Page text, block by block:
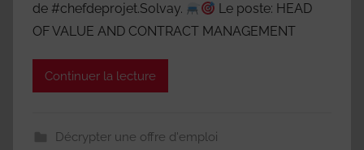
de #chefdeprojet.Solvay.
Le poste: HEAD
OF VALUE AND CONTRACT MANAGEMENT
Continuer la lecture
Décrypter une offre d'emploi